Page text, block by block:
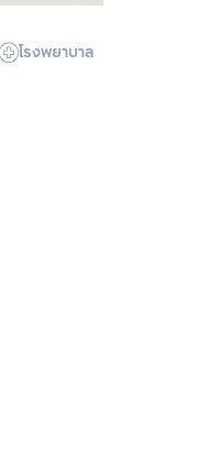
โรงพยาบาล